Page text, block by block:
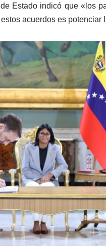
Estado indicó que «los
acuerdos es